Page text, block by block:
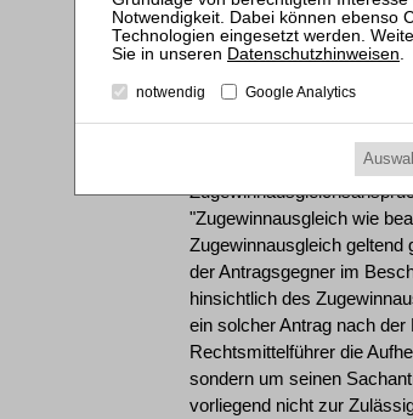
[7] 2. Die
[8] a) Das
Beschwerde sei
Vor dem Amtsgericht
"Zugewinnausgleich wie
Zugewinnausgleich
der Antragsgegner im
hinsichtlich des
ein solcher Antrag nach
Rechtsmittelführer die
sondern um seinen
vorliegend nicht zur
Datenschutzhinweisen.
notwendig Google Analytics